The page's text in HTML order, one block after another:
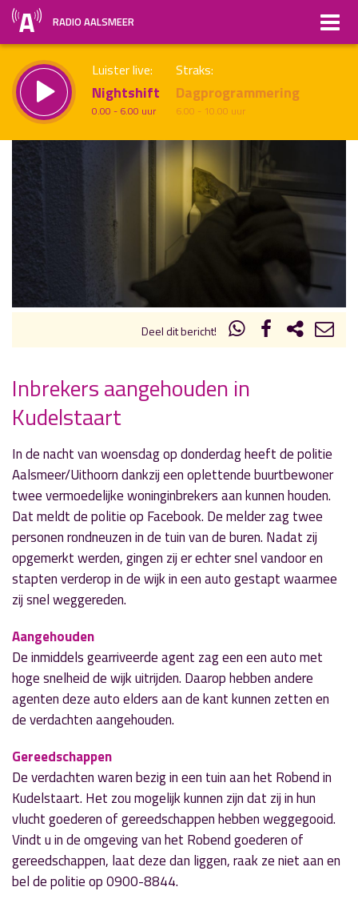
RADIO AALSMEER
Luister live:
Nightshift
0.00 - 6.00 uur
Straks:
Dagprogrammering
6.00 - 10.00 uur
Vorig uur uur 1 van x Volgend uur
Deel dit bericht!
« Vorig nieuwsbericht
Gaslek Bachlaan
29 augustus 2017
De scholen zijn weer begonnen
31 augustus 2017
Inbrekers aangehouden in
Kudelstaart
In de nacht van woensdag op donderdag heeft de politie
Aalsmeer/Uithoorn dankzij een oplettende buurtbewoner
twee vermoedelijke woninginbrekers aan kunnen houden.
Dat meldt de politie op Facebook. De melder zag twee
personen rondneuzen in de tuin van de buren. Nadat zij
opgemerkt werden, gingen zij er echter snel vandoor en
stapten verderop in de wijk in een auto gestapt waarmee
zij snel weggereden.
Aangehouden
De inmiddels gearriveerde agent zag een een auto met
hoge snelheid de wijk uitrijden. Daarop hebben andere
agenten deze auto elders aan de kant kunnen zetten en
de verdachten aangehouden.
Gereedschappen
De verdachten waren bezig in een tuin aan het Robend in
Kudelstaart. Het zou mogelijk kunnen zijn dat zij in hun
vlucht goederen of gereedschappen hebben weggegooid.
Vindt u in de omgeving van het Robend goederen of
gereedschappen, laat deze dan liggen, raak ze niet aan en
bel de politie op 0900-8844.